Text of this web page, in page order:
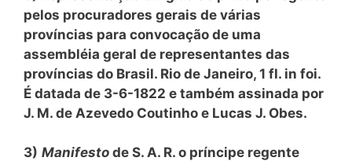
pelos procuradores gerais de várias
províncias para convocação de uma
assembléia geral de representantes das
províncias do Brasil. Rio de Janeiro, 1 fl. in foi.
É datada de 3-6-1822 e também assinada por
J. M. de Azevedo Coutinho e Lucas J. Obes.
3) Manifesto de S. A. R. o príncipe regente